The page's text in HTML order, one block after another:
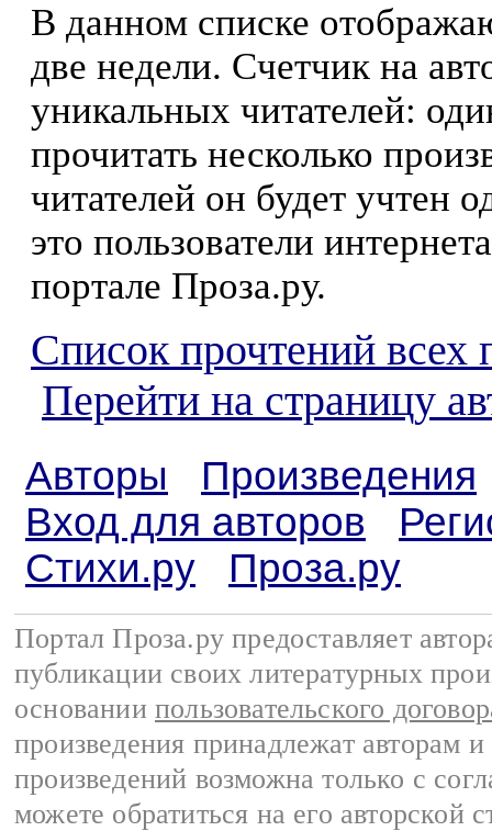
В данном списке
две недели. Счетчик на
уникальных читателей:
прочитать несколько
читателей он будет учтен
это пользователи
портале Проза.ру.
Список прочтений всех
Перейти на страницу
Авторы
Произведения
Вход для авторов
Стихи.ру
Проза.ру
Портал Проза.ру предоставляет
публикации своих литературных
основании пользовательского
произведения принадлежат авторам
произведений возможна только с
можете обратиться на его авторской